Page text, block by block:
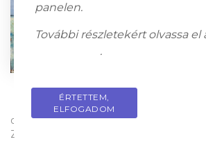
olaj, farost; 120 x 108 cm; Jelezve balra
Zoltán
panelen.
További részletekért olvassa el
.
ÉRTETTEM,
ELFOGADOM